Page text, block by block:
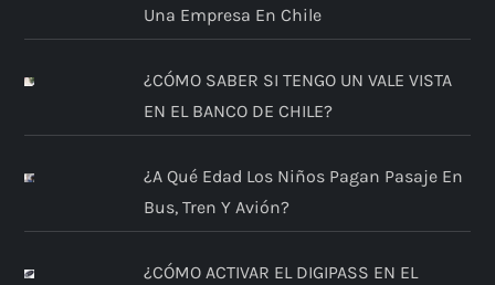
Una Empresa En Chile
¿CÓMO SABER SI TENGO UN VALE VISTA
EN EL BANCO DE CHILE?
¿A Qué Edad Los Niños Pagan Pasaje En
Bus, Tren Y Avión?
¿CÓMO ACTIVAR EL DIGIPASS EN EL